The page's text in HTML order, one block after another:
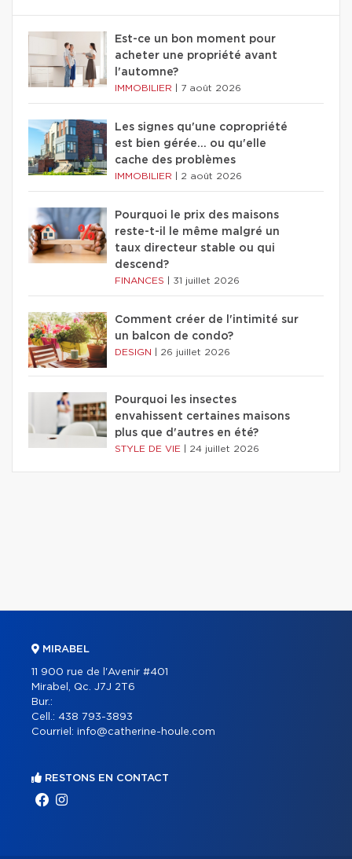
Est-ce un bon moment pour
acheter une propriété avant
l'automne?
IMMOBILIER 7 août 2026
Les signes qu'une copropriété
est bien gérée… ou qu'elle
cache des problèmes
IMMOBILIER 2 août 2026
Pourquoi le prix des maisons
reste-t-il le même malgré un
taux directeur stable ou qui
descend?
FINANCES 31 juillet 2026
Comment créer de l'intimité sur
un balcon de condo?
DESIGN 26 juillet 2026
Pourquoi les insectes
envahissent certaines maisons
plus que d'autres en été?
STYLE DE VIE 24 juillet 2026
MIRABEL
11 900 rue de l'Avenir #401
Mirabel, Qc. J7J 2T6
Bur.:
Cell.: 438 793-3893
Courriel: info@catherine-houle.com
RESTONS EN CONTACT